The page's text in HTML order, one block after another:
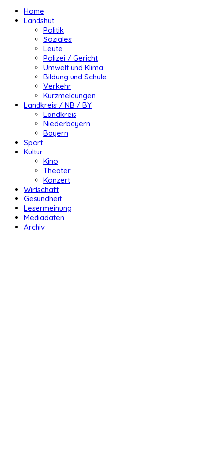
Home
Landshut
Politik
Soziales
Leute
Polizei / Gericht
Umwelt und Klima
Bildung und Schule
Verkehr
Kurzmeldungen
Landkreis / NB / BY
Landkreis
Niederbayern
Bayern
Sport
Kultur
Kino
Theater
Konzert
Wirtschaft
Gesundheit
Lesermeinung
Mediadaten
Archiv